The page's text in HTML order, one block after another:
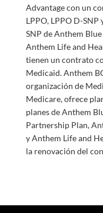
Advantage con un
LPPO, LPPO D-SNP
SNP de Anthem
Anthem Life and
tienen un contrato
Medicaid. Anthem
organización de
Medicare, ofrece
planes de Anthem
Partnership Plan,
y Anthem Life and
la renovación del